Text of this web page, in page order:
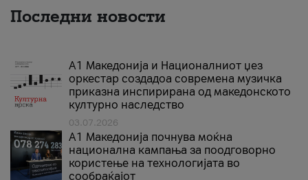
Последни новости
А1 Македонија и Националниот џез
оркестар создадоа современа музичка
приказна инспирирана од македонското
културно наследство
03.07.2026
A1 Македонија почнува моќна
национална кампања за поодговорно
користење на технологијата во
сообраќајот